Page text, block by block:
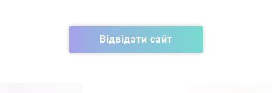
Відвідати сайт